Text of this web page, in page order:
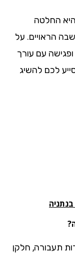
על
עם עורך
להשיג
חלקן